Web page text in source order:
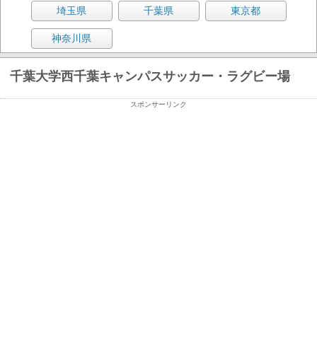
埼玉県 千葉県 東京都
神奈川県
千葉大学西千葉キャンパスサッカー・ラグビー場
スポンサーリンク